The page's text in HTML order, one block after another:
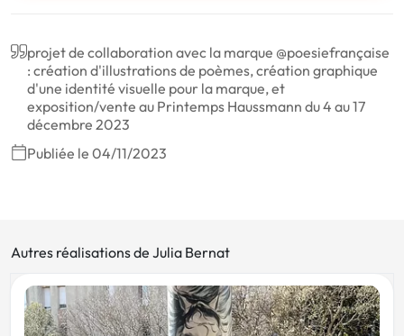
projet de collaboration avec la marque @poesiefrançaise
: création d'illustrations de poèmes, création graphique
d'une identité visuelle pour la marque, et
exposition/vente au Printemps Haussmann du 4 au 17
décembre 2023
Publiée le 04/11/2023
Autres réalisations de Julia Bernat